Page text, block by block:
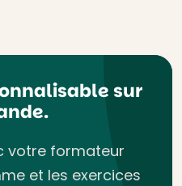
sur
votre formateur
et les exercices